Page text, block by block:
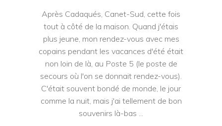
Après Cadaqués, Canet-Sud, cette fois
tout à côté de la maison. Quand j'étais
plus jeune, mon rendez-vous avec mes
copains pendant les vacances d'été était
non loin de là, au Poste 5 (le poste de
secours où l'on se donnait rendez-vous).
C'était souvent bondé de monde, le jour
comme la nuit, mais j'ai tellement de bon
souvenirs là-bas